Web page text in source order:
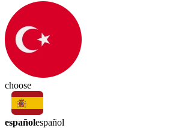
choose
españolespañol